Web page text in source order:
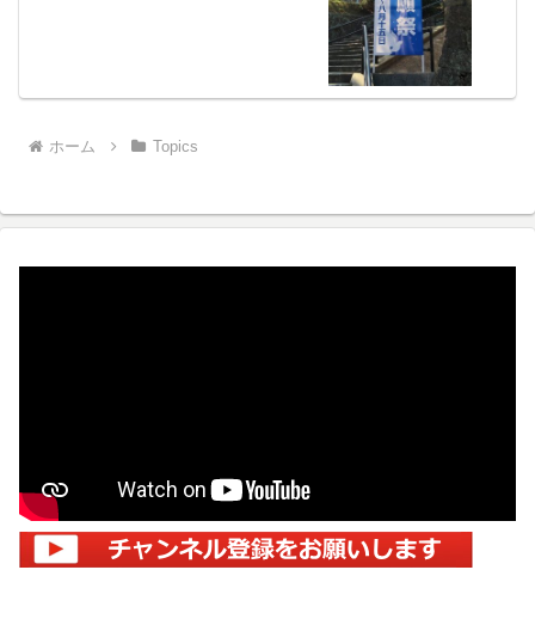
ホーム Topics